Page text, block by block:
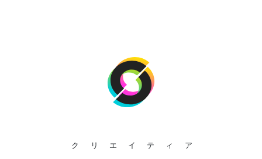
クリエイティア